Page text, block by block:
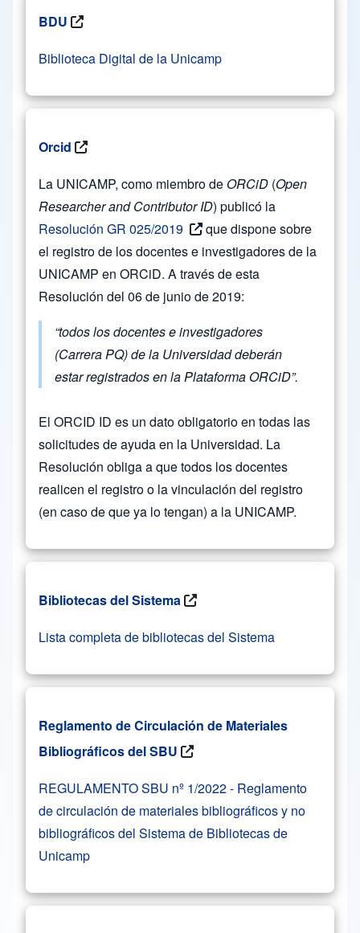
BDU
Biblioteca Digital de la Unicamp
Orcid
La UNICAMP, como miembro de ORCiD (Open
Researcher and Contributor ID) publicó la
Resolución GR 025/2019
que dispone sobre
el registro de los docentes e investigadores de la
UNICAMP en ORCiD. A través de esta
Resolución del 06 de junio de 2019:
“todos los docentes e investigadores
(Carrera PQ) de la Universidad deberán
estar registrados en la Plataforma ORCiD”.
El ORCID ID es un dato obligatorio en todas las
solicitudes de ayuda en la Universidad. La
Resolución obliga a que todos los docentes
realicen el registro o la vinculación del registro
(en caso de que ya lo tengan) a la UNICAMP.
Bibliotecas del Sistema
Lista completa de bibliotecas del Sistema
Reglamento de Circulación de Materiales
Bibliográficos del SBU
REGULAMENTO SBU nº 1/2022 - Reglamento
de circulación de materiales bibliográficos y no
bibliográficos del Sistema de Bibliotecas de
Unicamp